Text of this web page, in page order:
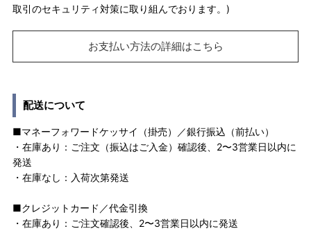
取引のセキュリティ対策に取り組んでおります。)
お支払い方法の詳細はこちら
配送について
■マネーフォワードケッサイ（掛売）／銀行振込（前払い）
・在庫あり：ご注文（振込はご入金）確認後、2〜3営業日以内に
発送
・在庫なし：入荷次第発送
■クレジットカード／代金引換
・在庫あり：ご注文確認後、2〜3営業日以内に発送